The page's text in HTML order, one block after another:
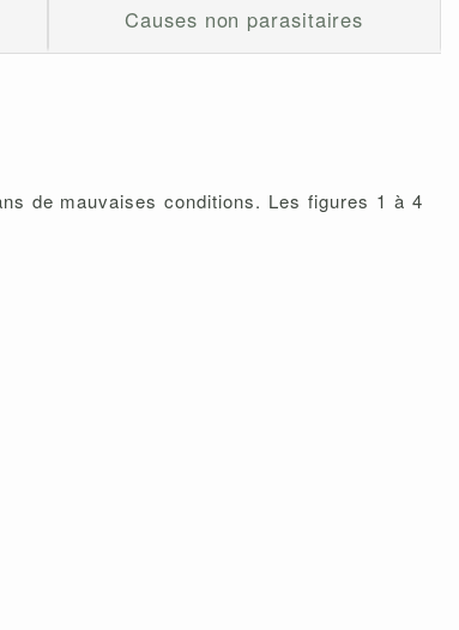
Causes non parasitaires
de mauvaises conditions. Les figures 1 à 4